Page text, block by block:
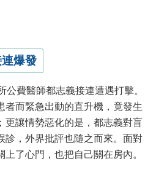
爆發
費醫師都志義接連遭遇打擊。
者而緊急出動的直升機，竟發生
更讓情勢惡化的是，都志義對盲
診，外界批評也隨之而來。面對
了心門，也把自己關在房內。